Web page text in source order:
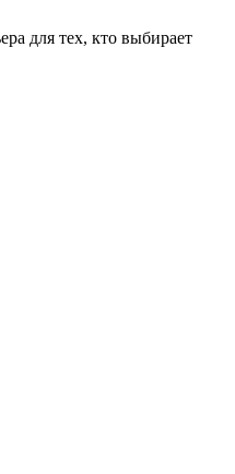
для тех, кто выбирает